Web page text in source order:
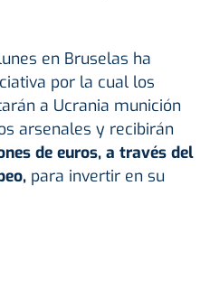
en Bruselas ha
por la cual los
a Ucrania munición
arsenales y recibirán
de euros, a través del
para invertir en su